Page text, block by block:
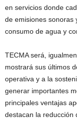
en servicios donde
de emisiones sonoras
consumo de agua y
TECMA será,
mostrará sus últimos
operativa y a la
generar importantes
principales ventajas
destacan la reducción